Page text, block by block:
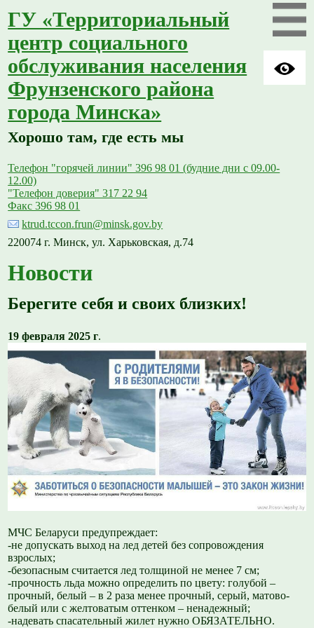
ГУ «Территориальный
центр социального
обслуживания населения
Фрунзенского района
города Минска»
Хорошо там, где есть мы
Телефон "горячей линии" 396 98 01 (будние дни с 09.00-
12.00)
"Телефон доверия" 317 22 94
Факс 396 98 01
ktrud.tccon.frun@minsk.gov.by
220074 г. Минск, ул. Харьковская, д.74
Новости
Берегите себя и своих близких!
19 февраля 2025 г.
МЧС Беларуси предупреждает:
-не допускать выход на лед детей без сопровождения
взрослых;
-безопасным считается лед толщиной не менее 7 см;
-прочность льда можно определить по цвету: голубой –
прочный, белый – в 2 раза менее прочный, серый, матово-
белый или с желтоватым оттенком – ненадежный;
-надевать спасательный жилет нужно ОБЯЗАТЕЛЬНО.